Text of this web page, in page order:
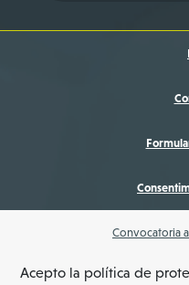
Convocatoria
Acepto la política de